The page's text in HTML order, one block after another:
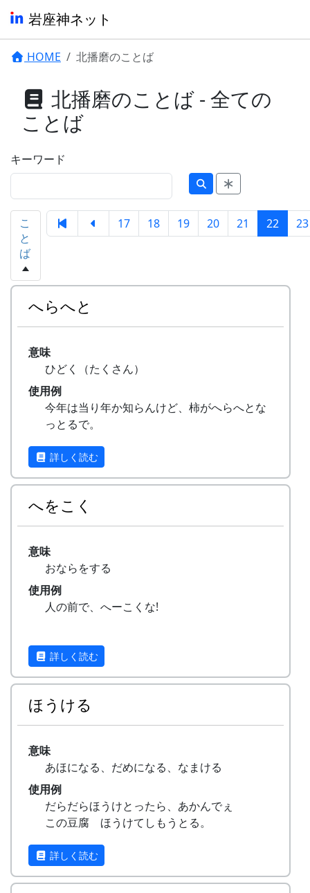
岩座神ネット
HOME 北播磨のことば
北播磨のことば - 全ての
ことば
キーワード
こ
と
ば
17 18 19 20 21 22 23
へらへと
意味
ひどく（たくさん）
使用例
今年は当り年か知らんけど、柿がへらへとな
っとるで。
くたくさんなっていますよ。）
詳しく読む
へをこく
意味
おならをする
使用例
人の前で、へーこくな!
詳しく読む
ほうける
意味
あほになる、だめになる、なまける
使用例
だらだらほうけとったら、あかんでぇ
この豆腐 ほうけてしもうとる。
詳しく読む